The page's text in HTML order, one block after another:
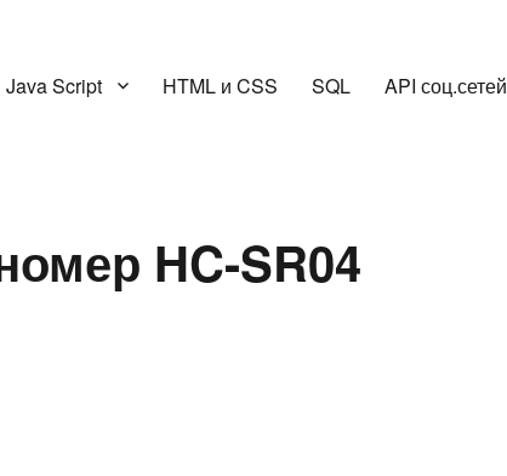
Java Script HTML и CSS SQL API соц.сетей
HC-SR04